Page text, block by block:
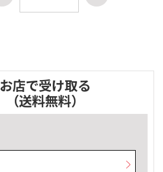
お店で受け取る
（送料無料）